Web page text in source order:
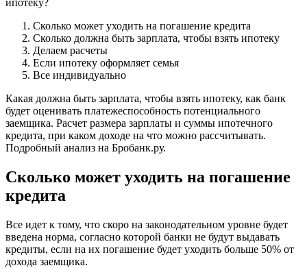
ипотеку?
Сколько может уходить на погашение кредита
Сколько должна быть зарплата, чтобы взять ипотеку
Делаем расчеты
Если ипотеку оформляет семья
Все индивидуально
Какая должна быть зарплата, чтобы взять ипотеку, как банк
будет оценивать платежеспособность потенциального
заемщика. Расчет размера зарплаты и суммы ипотечного
кредита, при каком доходе на что можно рассчитывать.
Подробный анализ на Бробанк.ру.
Сколько может уходить на погашение
кредита
Все идет к тому, что скоро на законодательном уровне будет
введена норма, согласно которой банки не будут выдавать
кредиты, если на их погашение будет уходить больше 50% от
дохода заемщика.